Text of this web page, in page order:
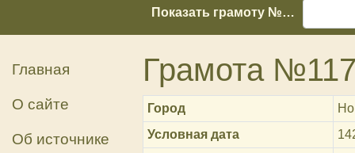
Показать грамоту №…
Главная
О сайте
Об источнике
Грамота
Город
Условная дата